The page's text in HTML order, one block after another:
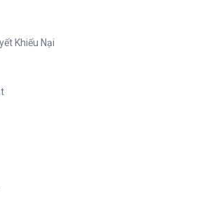
Khiếu Nại